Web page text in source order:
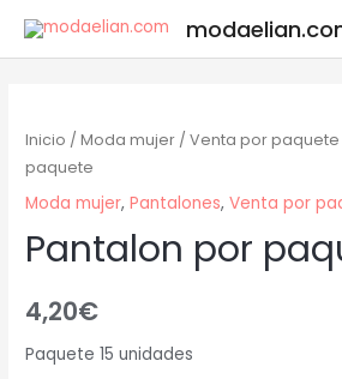
Inicio /Moda mujer /Venta por paquete
paquete
Moda mujer,Pantalones,Venta por
Pantalon por
4,20€
Paquete 15 unidades